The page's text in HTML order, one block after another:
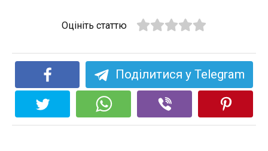
Оцініть статтю
Поділитися у Telegram